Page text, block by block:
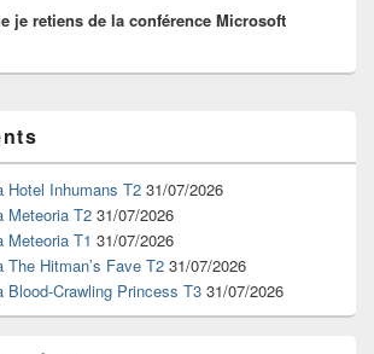
: je retiens de la conférence Microsoft
Hotel Inhumans T2 31/07/2026
Meteoria T2 31/07/2026
Meteoria T1 31/07/2026
The Hitman’s Fave T2 31/07/2026
Blood-Crawling Princess T3 31/07/2026